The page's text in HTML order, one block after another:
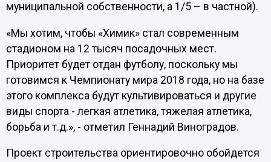
муниципальной собственности, а 1/5 – в частной).
«Мы хотим, чтобы «Химик» стал современным
стадионом на 12 тысяч посадочных мест.
Приоритет будет отдан футболу, поскольку мы
готовимся к Чемпионату мира 2018 года, но на базе
этого комплекса будут культивироваться и другие
виды спорта - легкая атлетика, тяжелая атлетика,
борьба и т.д.», - отметил Геннадий Виноградов.
Проект строительства ориентировочно обойдется